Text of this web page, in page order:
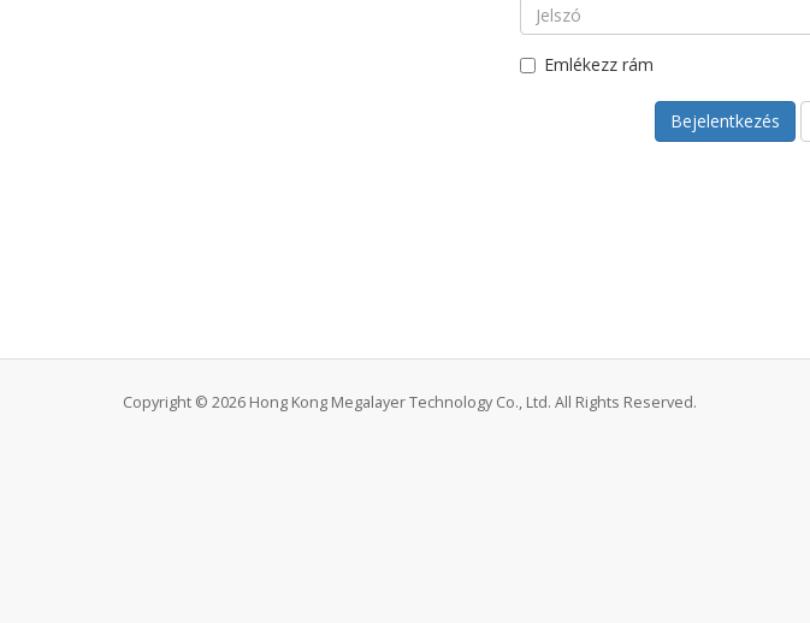
Emlékezz rám
Copyright © 2026 Hong Kong Megalayer Technology Co., Ltd. All Rights Reserved.